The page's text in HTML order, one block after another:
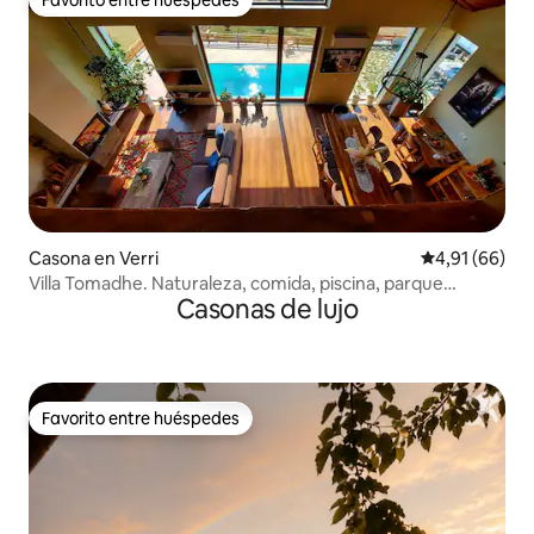
Favorito entre huéspedes
Casona en Verri Calificación
4,91 (66)
Villa Tomadhe. Naturaleza, comida, piscina, parque
Casonas de lujo
Favorito entre huéspedes
Favorito entre huéspedes